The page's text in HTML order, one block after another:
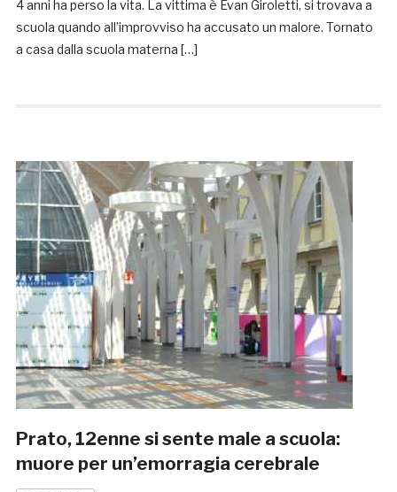
4 anni ha perso la vita. La vittima è Evan Giroletti, si trovava a
scuola quando all’improvviso ha accusato un malore. Tornato
a casa dalla scuola materna […]
Prato, 12enne si sente male a scuola:
muore per un’emorragia cerebrale